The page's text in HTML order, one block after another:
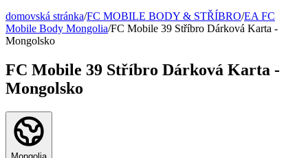
domovská stránka/FC MOBILE BODY & STŘÍBRO/EA FC
Mobile Body Mongolia/FC Mobile 39 Stříbro Dárková Karta -
Mongolsko
FC Mobile 39 Stříbro Dárková Karta -
Mongolsko